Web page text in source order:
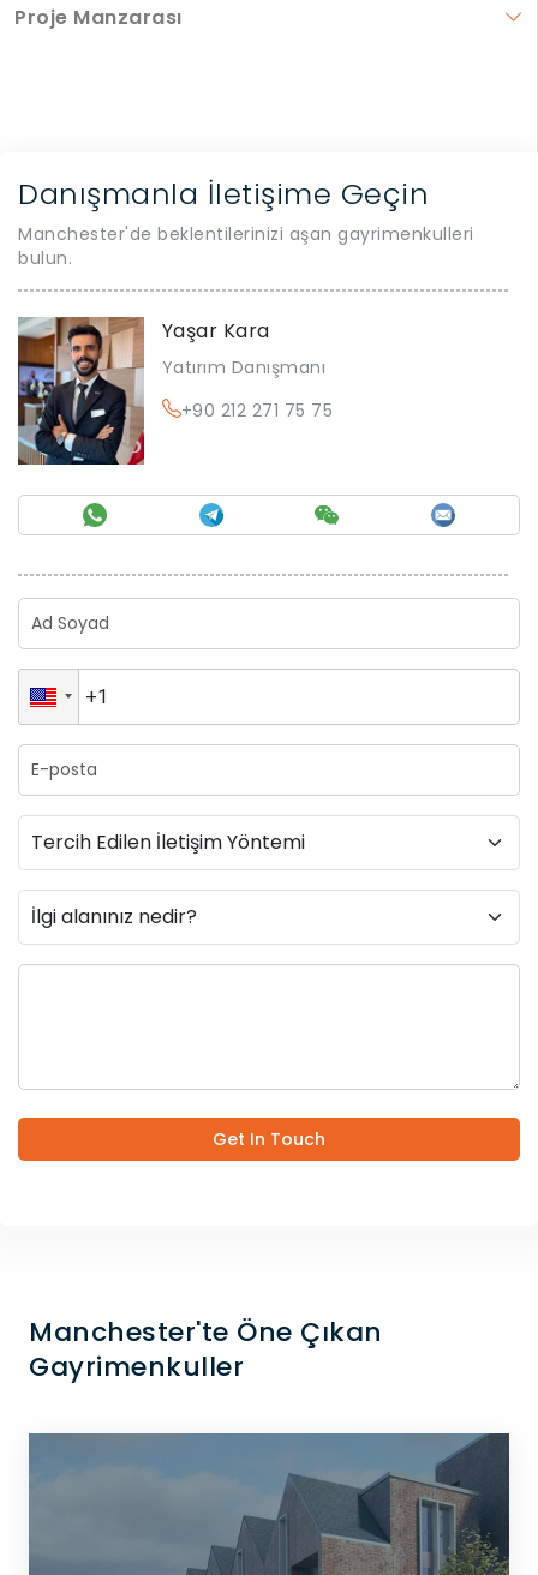
Proje Manzarası
Danışmanla İletişime Geçin
Manchester'de beklentilerinizi aşan gayrimenkulleri
bulun.
Yaşar Kara
Yatırım Danışmanı
+90 212 271 75 75
Get In Touch
Manchester'te Öne Çıkan
Gayrimenkuller